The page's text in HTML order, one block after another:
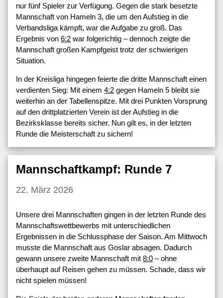
nur fünf Spieler zur Verfügung. Gegen die stark besetzte
Mannschaft von Hameln 3, die um den Aufstieg in die
Verbandsliga kämpft, war die Aufgabe zu groß. Das
Ergebnis von 6:2 war folgerichtig – dennoch zeigte die
Mannschaft großen Kampfgeist trotz der schwierigen
Situation.
In der Kreisliga hingegen feierte die dritte Mannschaft einen
verdienten Sieg: Mit einem 4:2 gegen Hameln 5 bleibt sie
weiterhin an der Tabellenspitze. Mit drei Punkten Vorsprung
auf den drittplatzierten Verein ist der Aufstieg in die
Bezirksklasse bereits sicher. Nun gilt es, in der letzten
Runde die Meisterschaft zu sichern!
Mannschaftkampf: Runde 7
22. März 2026
Unsere drei Mannschaften gingen in der letzten Runde des
Mannschaftswettbewerbs mit unterschiedlichen
Ergebnissen in die Schlussphase der Saison. Am Mittwoch
musste die Mannschaft aus Goslar absagen. Dadurch
gewann unsere zweite Mannschaft mit 8:0 – ohne
überhaupt auf Reisen gehen zu müssen. Schade, dass wir
nicht spielen müssen!